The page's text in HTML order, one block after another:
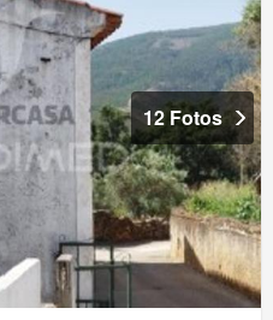
12 Fotos